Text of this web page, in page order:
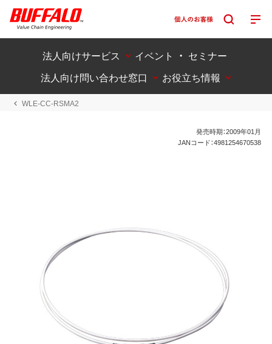
法人向けサービス
イベント ・ セミナー
法人向け問い合わせ窓口
お役立ち情報
WLE-CC-RSMA2
発売時期：2009年01月
JANコード：4981254670538